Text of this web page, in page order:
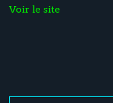
Voir le site